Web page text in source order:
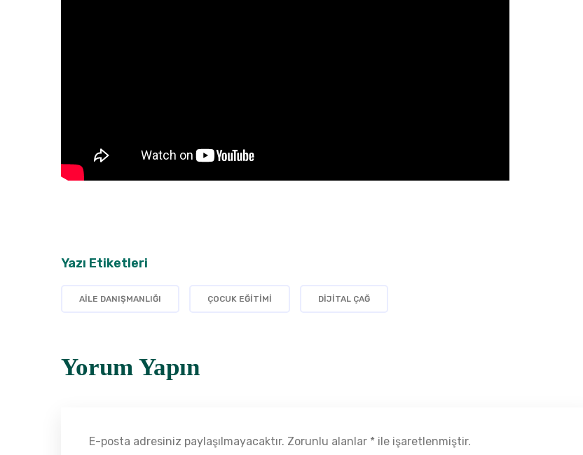
Yazı Etiketleri
AILE DANIŞMANLIĞI ÇOCUK EĞITIMI DIJITAL ÇAĞ
Yorum Yapın
E-posta adresiniz paylaşılmayacaktır. Zorunlu alanlar * ile işaretlenmiştir.